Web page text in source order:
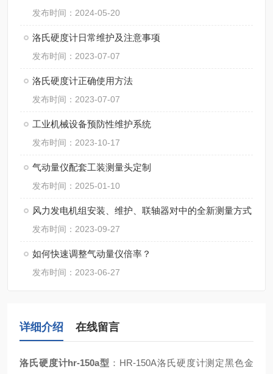
发布时间：2024-05-20
洛氏硬度计日常维护及注意事项
发布时间：2023-07-07
洛氏硬度计正确使用方法
发布时间：2023-07-07
工业机械设备预防性维护系统
发布时间：2023-10-17
气动量仪配套工装测量头定制
发布时间：2025-01-10
风力发电机组安装、维护、联轴器对中的全新测量方式
发布时间：2023-09-27
如何快速调整气动量仪倍率？
发布时间：2023-06-27
详细介绍 在线留言
洛氏硬度计hr-150a型 ：HR-150A洛氏硬度计测定黑色金